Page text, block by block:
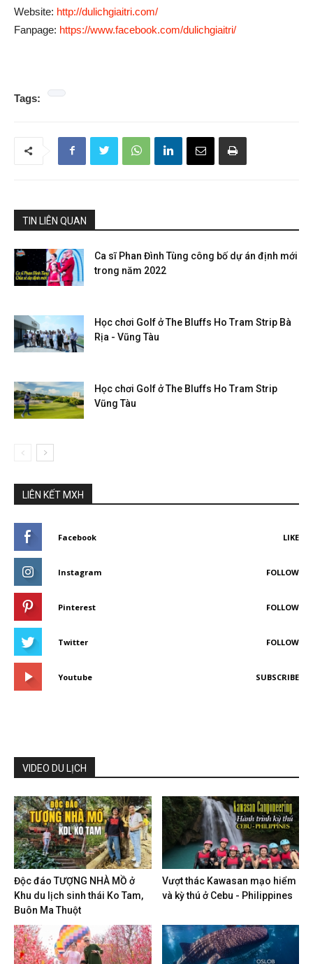
Website: http://dulichgiaitri.com/
Fanpage: https://www.facebook.com/dulichgiaitri/
Tags:
TIN LIÊN QUAN
Ca sĩ Phan Đình Tùng công bố dự án định mới
trong năm 2022
Học chơi Golf ở The Bluffs Ho Tram Strip Bà
Rịa - Vũng Tàu
Học chơi Golf ở The Bluffs Ho Tram Strip
Vũng Tàu
LIÊN KẾT MXH
Facebook LIKE
Instagram FOLLOW
Pinterest FOLLOW
Twitter FOLLOW
Youtube SUBSCRIBE
VIDEO DU LỊCH
Độc đáo TƯỢNG NHÀ MỒ ở
Khu du lịch sinh thái Ko Tam,
Buôn Ma Thuột
Vượt thác Kawasan mạo hiểm
và kỳ thú ở Cebu - Philippines